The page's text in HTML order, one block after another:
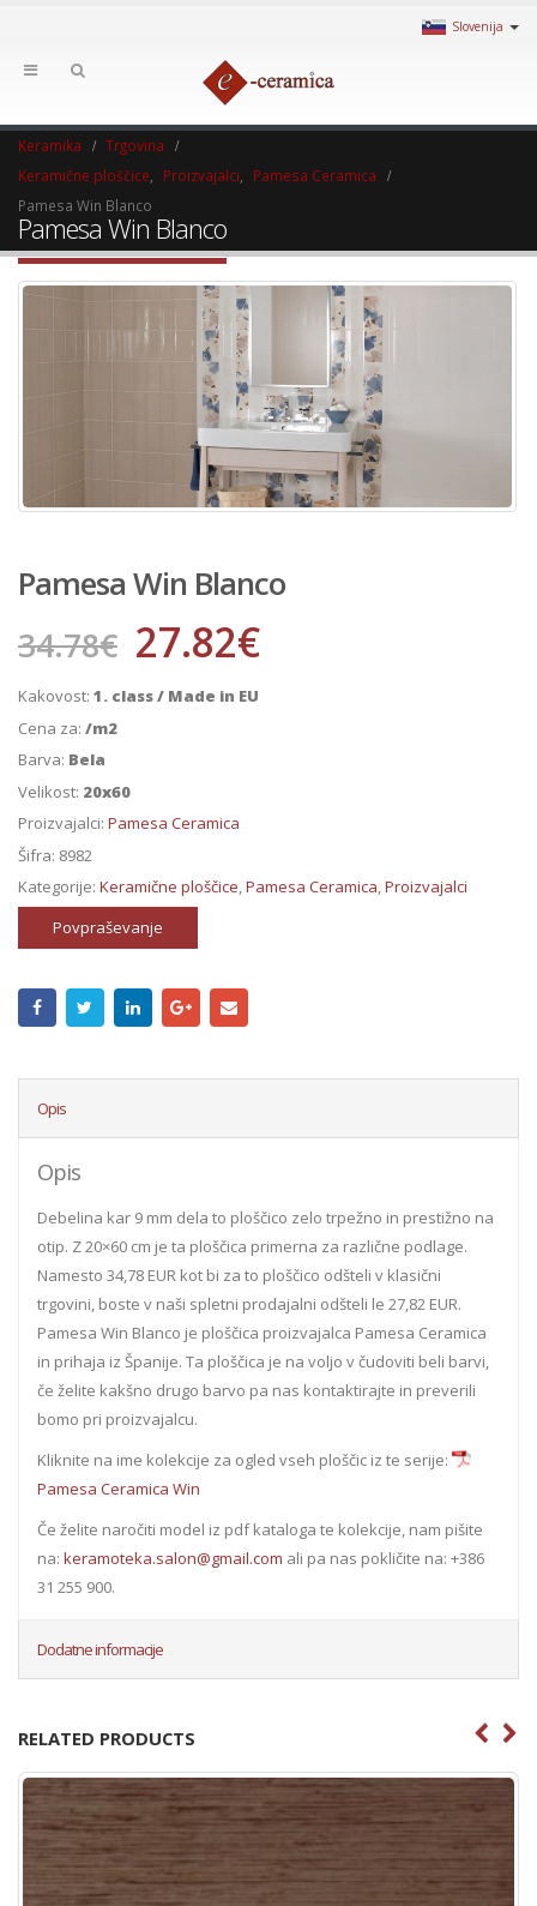
Slovenija
Keramika
Trgovina
Keramične ploščice
Proizvajalci
Pamesa Ceramica
Pamesa Win Blanco
Pamesa Win Blanco
Pamesa Win Blanco
34.78€ 27.82€
Kakovost: 1. class / Made in EU
Cena za: /m2
Barva: Bela
Velikost: 20x60
Proizvajalci: Pamesa Ceramica
Šifra: 8982
Kategorije: Keramične ploščice,Pamesa Ceramica,Proizvajalci
Povpraševanje
Opis
Opis
Debelina kar 9 mm dela to ploščico zelo trpežno in prestižno na
otip. Z 20×60 cm je ta ploščica primerna za različne podlage.
Namesto 34,78 EUR kot bi za to ploščico odšteli v klasični
trgovini, boste v naši spletni prodajalni odšteli le 27,82 EUR.
Pamesa Win Blanco je ploščica proizvajalca Pamesa Ceramica
in prihaja iz Španije. Ta ploščica je na voljo v čudoviti beli barvi,
če želite kakšno drugo barvo pa nas kontaktirajte in preverili
bomo pri proizvajalcu.
Kliknite na ime kolekcije za ogled vseh ploščic iz te serije:
Pamesa Ceramica Win
Če želite naročiti model iz pdf kataloga te kolekcije, nam pišite
na: keramoteka.salon@gmail.com ali pa nas pokličite na: +386
31 255 900.
Dodatne informacije
RELATED PRODUCTS